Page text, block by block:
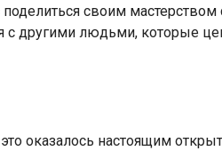
своим мастерством
с другими людьми, которые
оказалось настоящим